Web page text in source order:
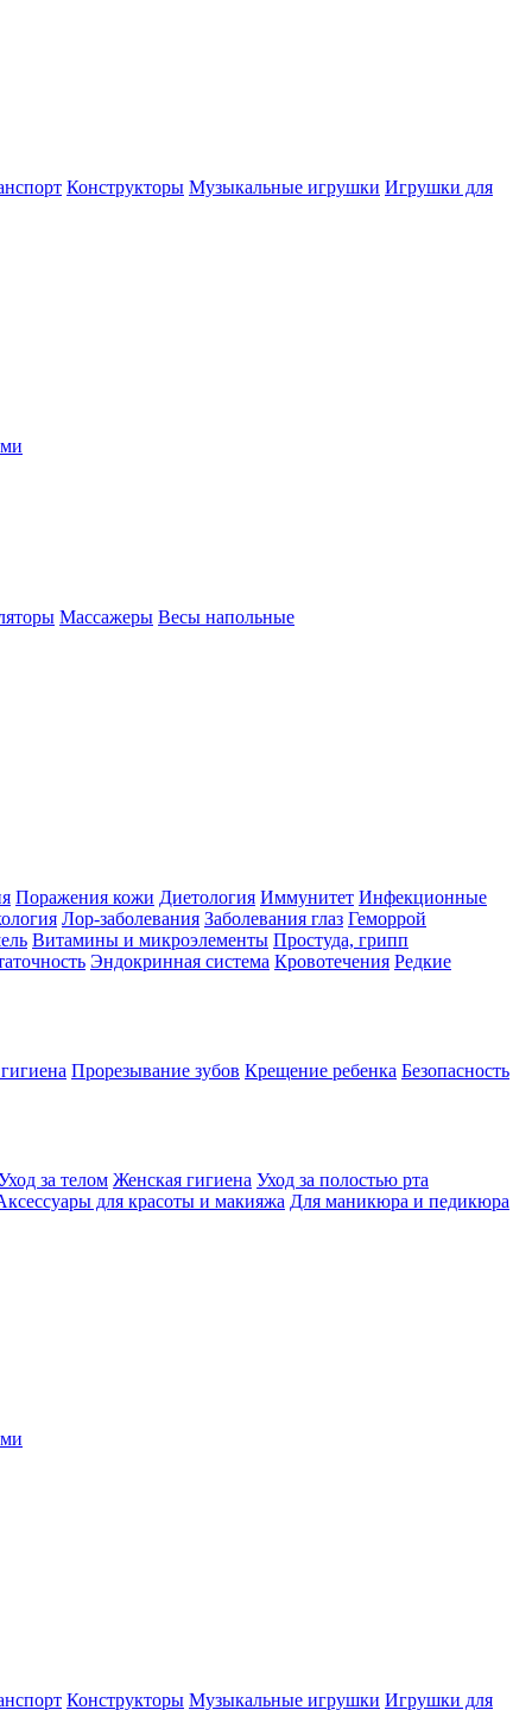
Конструкторы Музыкальные игрушки Игрушки для
Массажеры Весы напольные
Поражения кожи Диетология Иммунитет Инфекционные
Лор-заболевания Заболевания глаз Геморрой
Витамины и микроэлементы Простуда, грипп
Эндокринная система Кровотечения Редкие
Прорезывание зубов Крещение ребенка Безопасность
за телом Женская гигиена Уход за полостью рта
для красоты и макияжа Для маникюра и педикюра
Конструкторы Музыкальные игрушки Игрушки для